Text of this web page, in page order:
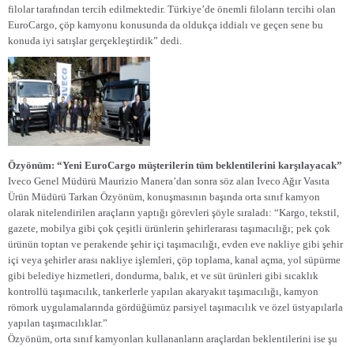
filolar tarafından tercih edilmektedir. Türkiye’de önemli filoların tercihi olan
EuroCargo, çöp kamyonu konusunda da oldukça iddialı ve geçen sene bu
konuda iyi satışlar gerçekleştirdik” dedi.
Özyönüm: “Yeni EuroCargo müşterilerin tüm beklentilerini karşılayacak”
Iveco Genel Müdürü Maurizio Manera’dan sonra söz alan Iveco Ağır Vasıta
Ürün Müdürü Tarkan Özyönüm, konuşmasının başında orta sınıf kamyon
olarak nitelendirilen araçların yaptığı görevleri şöyle sıraladı: “Kargo, tekstil,
gazete, mobilya gibi çok çeşitli ürünlerin şehirlerarası taşımacılığı; pek çok
ürünün toptan ve perakende şehir içi taşımacılığı, evden eve nakliye gibi şehir
içi veya şehirler arası nakliye işlemleri, çöp toplama, kanal açma, yol süpürme
gibi belediye hizmetleri, dondurma, balık, et ve süt ürünleri gibi sıcaklık
kontrollü taşımacılık, tankerlerle yapılan akaryakıt taşımacılığı, kamyon
römork uygulamalarında gördüğümüz parsiyel taşımacılık ve özel üstyapılarla
yapılan taşımacılıklar.”
Özyönüm, orta sınıf kamyonları kullananların araçlardan beklentilerini ise şu